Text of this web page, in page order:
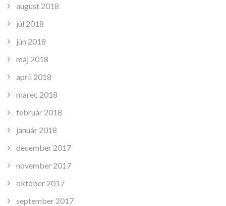
august 2018
júl 2018
jún 2018
máj 2018
apríl 2018
marec 2018
február 2018
január 2018
december 2017
november 2017
október 2017
september 2017